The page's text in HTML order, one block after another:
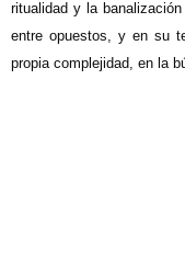
ritualidad y la
entre opuestos, y en su
propia complejidad, en la